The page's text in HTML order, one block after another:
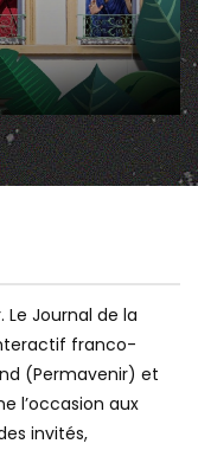
0
« ALLÔ LES
INFORMER DEVIENT
Le Journal de la
franco-
(Permavenir) et
l’occasion aux
invités,